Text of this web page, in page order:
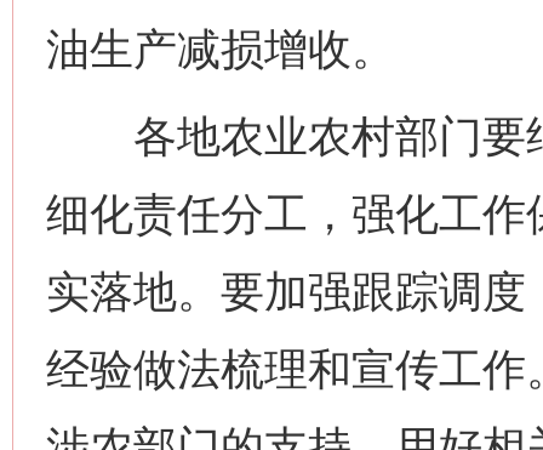
油生产减损增收。
各地农业农村部门要
细化责任分工，强化工
实落地。要加强跟踪调
经验做法梳理和宣传工